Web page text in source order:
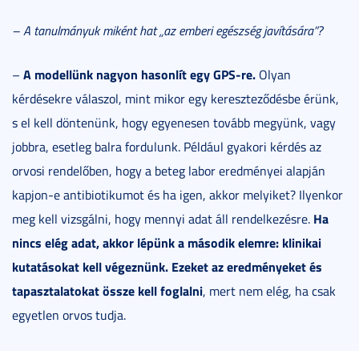
– A tanulmányuk miként hat „az emberi egészség javítására”?
– A modellünk nagyon hasonlít egy GPS-re. Olyan
kérdésekre válaszol, mint mikor egy kereszteződésbe érünk,
s el kell döntenünk, hogy egyenesen tovább megyünk, vagy
jobbra, esetleg balra fordulunk. Például gyakori kérdés az
orvosi rendelőben, hogy a beteg labor eredményei alapján
kapjon-e antibiotikumot és ha igen, akkor melyiket? Ilyenkor
meg kell vizsgálni, hogy mennyi adat áll rendelkezésre. Ha
nincs elég adat, akkor lépünk a második elemre: klinikai
kutatásokat kell végeznünk. Ezeket az eredményeket és
tapasztalatokat össze kell foglalni, mert nem elég, ha csak
egyetlen orvos tudja.